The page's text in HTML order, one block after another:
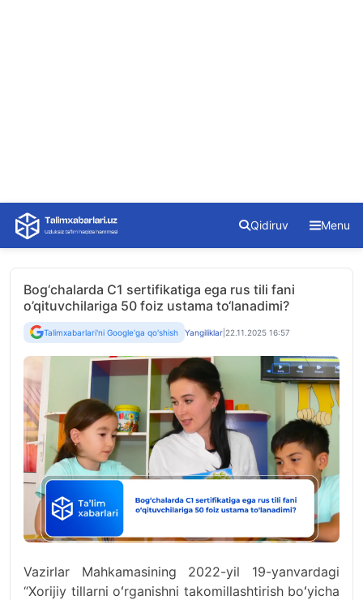
Skip
content
Qidiruv Menu
Bog‘chalarda C1 sertifikatiga ega rus tili fani
o’qituvchilariga 50 foiz ustama to‘lanadimi?
Talimxabarlari'ni Google'ga qo'shish Yangiliklar 22.11.2025 16:57
Vazirlar Mahkamasining 2022-yil 19-yanvardagi
“Xorijiy tillarni oʻrganishni takomillashtirish boʻyicha